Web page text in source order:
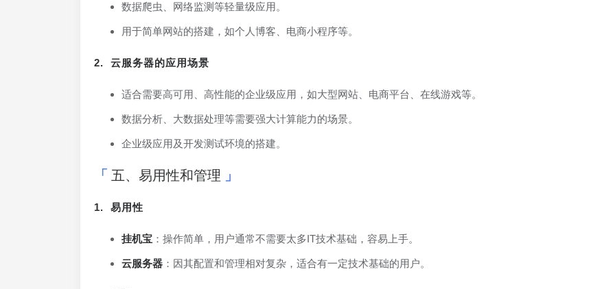
数据爬虫、网络监测等轻量级应用。
用于简单网站的搭建，如个人博客、电商小程序等。
2. 云服务器的应用场景
适合需要高可用、高性能的企业级应用，如大型网站、电商平台、在线游戏等。
数据分析、大数据处理等需要强大计算能力的场景。
企业级应用及开发测试环境的搭建。
五、易用性和管理
1. 易用性
挂机宝 ：操作简单，用户通常不需要太多IT技术基础，容易上手。
云服务器 ：因其配置和管理相对复杂，适合有一定技术基础的用户。